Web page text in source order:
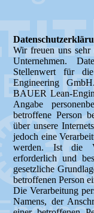
Wir freuen uns sehr
Unternehmen.
Stellenwert für
Engineering
BAUER Lean-
Angabe
betroffene Person
über unsere
jedoch eine
werden. Ist die
erforderlich und
gesetzliche
betroffenen Person
Die Verarbeitung
Namens, der